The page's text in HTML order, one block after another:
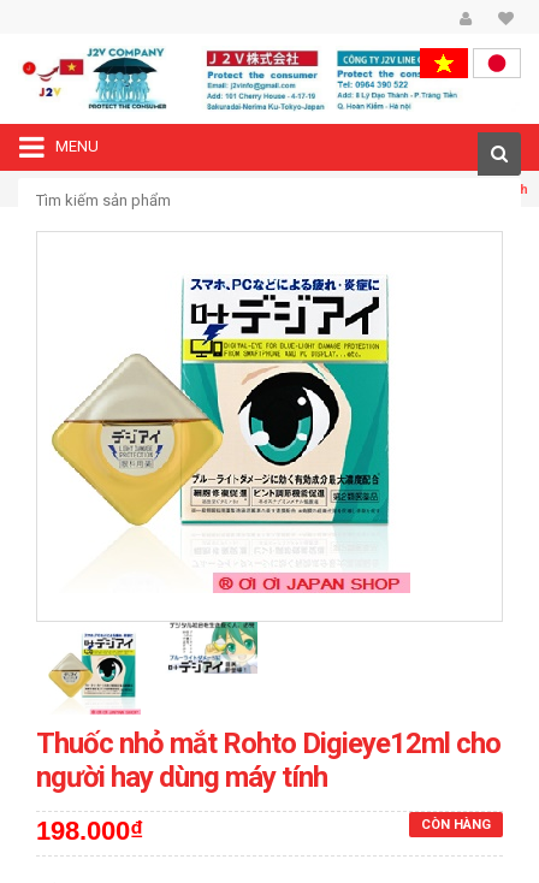
MENU
Thuốc nhỏ mắt Rohto Digieye12ml cho người hay dùng máy tính
Thuốc nhỏ mắt Rohto Digieye12ml cho
người hay dùng máy tính
CÒN HÀNG
198.000₫